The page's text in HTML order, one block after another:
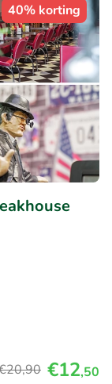
40% korting
,90 €12,50